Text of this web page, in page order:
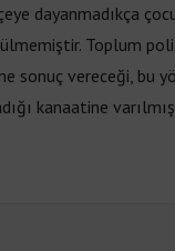
dayanmadıkça
Toplum
sonuç vereceği, bu
kanaatine